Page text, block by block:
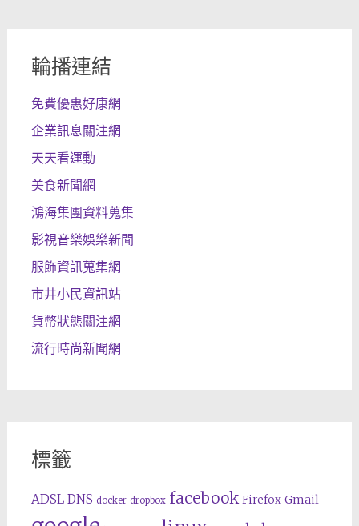
輪播連結
免費優惠好康網
企業訊息關注網
天天看運動
美食新聞網
鴻海集團資料蒐集
影視音樂娛樂新聞
服飾資訊蒐集網
市井小民資訊站
貨幣狀態關注網
流行時尚新聞網
標籤
ADSL DNS docker dropbox facebook Firefox Gmail